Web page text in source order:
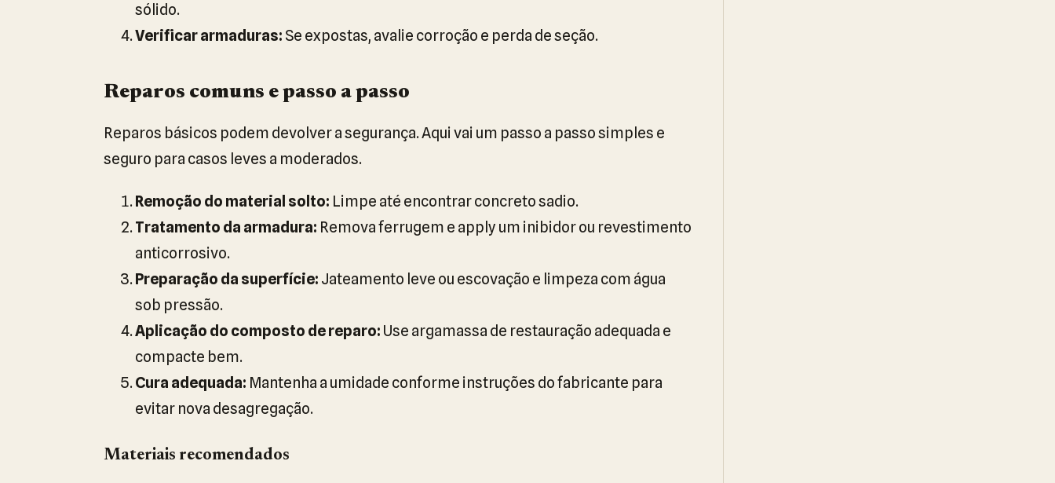
sólido.
Verificar armaduras: Se expostas, avalie corroção e perda de seção.
Reparos comuns e passo a passo
Reparos básicos podem devolver a segurança. Aqui vai um passo a passo simples e
seguro para casos leves a moderados.
Remoção do material solto: Limpe até encontrar concreto sadio.
Tratamento da armadura: Remova ferrugem e apply um inibidor ou revestimento
anticorrosivo.
Preparação da superfície: Jateamento leve ou escovação e limpeza com água
sob pressão.
Aplicação do composto de reparo: Use argamassa de restauração adequada e
compacte bem.
Cura adequada: Mantenha a umidade conforme instruções do fabricante para
evitar nova desagregação.
Materiais recomendados